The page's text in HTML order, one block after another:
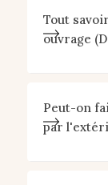
Tout
ouvrage
Peut-on
par